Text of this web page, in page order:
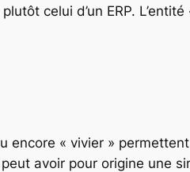
celui d’un ERP.
encore « vivier »
avoir pour origine une